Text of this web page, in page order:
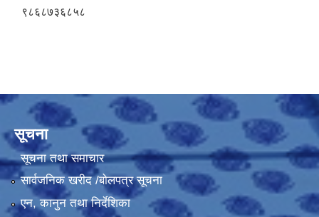
९८६८७३६८५८
सूचना
सूचना तथा समाचार
सार्वजनिक खरीद /बोलपत्र सूचना
एन, कानुन तथा निर्देशिका